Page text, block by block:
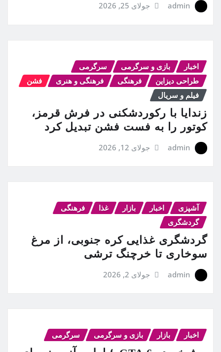
admin جولای 25, 2026
اخبار بازی و سرگرمی
سرگرمی
طراحی دیزاین
فرهنگی فرهنگی و هنری
فشن
فیلم و سریال
زندایا با رکوردشکنی در فرش قرمز،
کوتور را به فست فشن تبدیل کرد
admin جولای 12, 2026
آشپزی اخبار بازار غذا
فرهنگی
گردشگری
گردشگری غذایی کره جنوبی، از مرغ
سوخاری تا خرچنگ ترشی
admin جولای 2, 2026
اخبار بازار بازی و سرگرمی سرگرمی